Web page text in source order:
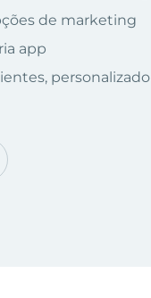
de marketing
app